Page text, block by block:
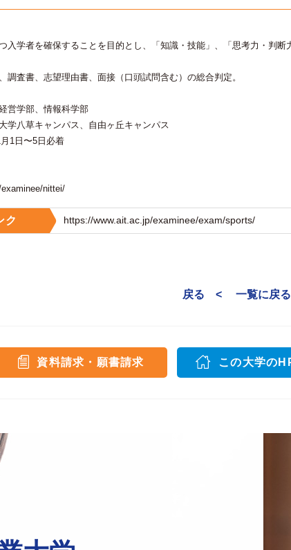
入学者を確保することを目的とし、「知識・技能」、「思考力・判
調査書、志望理由書、面接（口頭試問含む）の総合判定。
営学部、情報科学部
学八草キャンパス、自由ヶ丘キャンパス
1日〜5日必着
nittei/
ク https://www.ait.ac.jp/examinee/exam/sports/
戻る < 一覧に戻る
資料請求・願書請求 この大学の